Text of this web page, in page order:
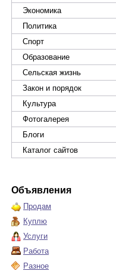
Экономика
Политика
Спорт
Образование
Сельская жизнь
Закон и порядок
Культура
Фотогалерея
Блоги
Каталог сайтов
Объявления
Продам
Куплю
Услуги
Работа
Разное